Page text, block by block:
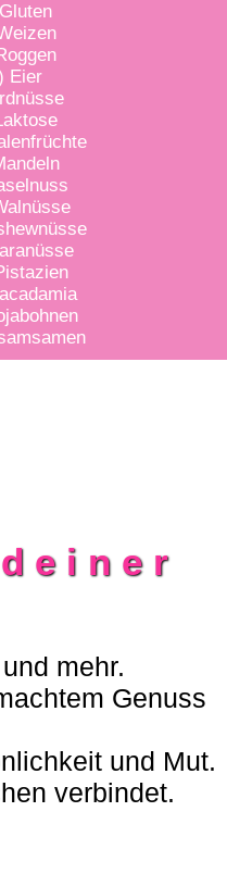
Eier
und mehr.
Genuss
und Mut.
verbindet.